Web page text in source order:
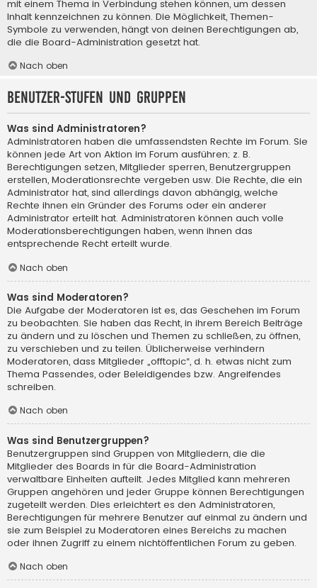
mit einem Thema in Verbindung stehen können, um dessen
Inhalt kennzeichnen zu können. Die Möglichkeit, Themen-
Symbole zu verwenden, hängt von deinen Berechtigungen ab,
die die Board-Administration gesetzt hat.
Nach oben
Benutzer-Stufen und Gruppen
Was sind Administratoren?
Administratoren haben die umfassendsten Rechte im Forum. Sie
können jede Art von Aktion im Forum ausführen; z. B.
Berechtigungen setzen, Mitglieder sperren, Benutzergruppen
erstellen, Moderationsrechte vergeben usw. Die Rechte, die ein
Administrator hat, sind allerdings davon abhängig, welche
Rechte ihnen ein Gründer des Forums oder ein anderer
Administrator erteilt hat. Administratoren können auch volle
Moderationsberechtigungen haben, wenn ihnen das
entsprechende Recht erteilt wurde.
Nach oben
Was sind Moderatoren?
Die Aufgabe der Moderatoren ist es, das Geschehen im Forum
zu beobachten. Sie haben das Recht, in ihrem Bereich Beiträge
zu ändern und zu löschen und Themen zu schließen, zu öffnen,
zu verschieben und zu teilen. Üblicherweise verhindern
Moderatoren, dass Mitglieder „offtopic“, d. h. etwas nicht zum
Thema Passendes, oder Beleidigendes bzw. Angreifendes
schreiben.
Nach oben
Was sind Benutzergruppen?
Benutzergruppen sind Gruppen von Mitgliedern, die die
Mitglieder des Boards in für die Board-Administration
verwaltbare Einheiten aufteilt. Jedes Mitglied kann mehreren
Gruppen angehören und jeder Gruppe können Berechtigungen
zugeteilt werden. Dies erleichtert es den Administratoren,
Berechtigungen für mehrere Benutzer auf einmal zu ändern und
sie zum Beispiel zu Moderatoren eines Bereichs zu machen
oder ihnen Zugriff zu einem nichtöffentlichen Forum zu geben.
Nach oben